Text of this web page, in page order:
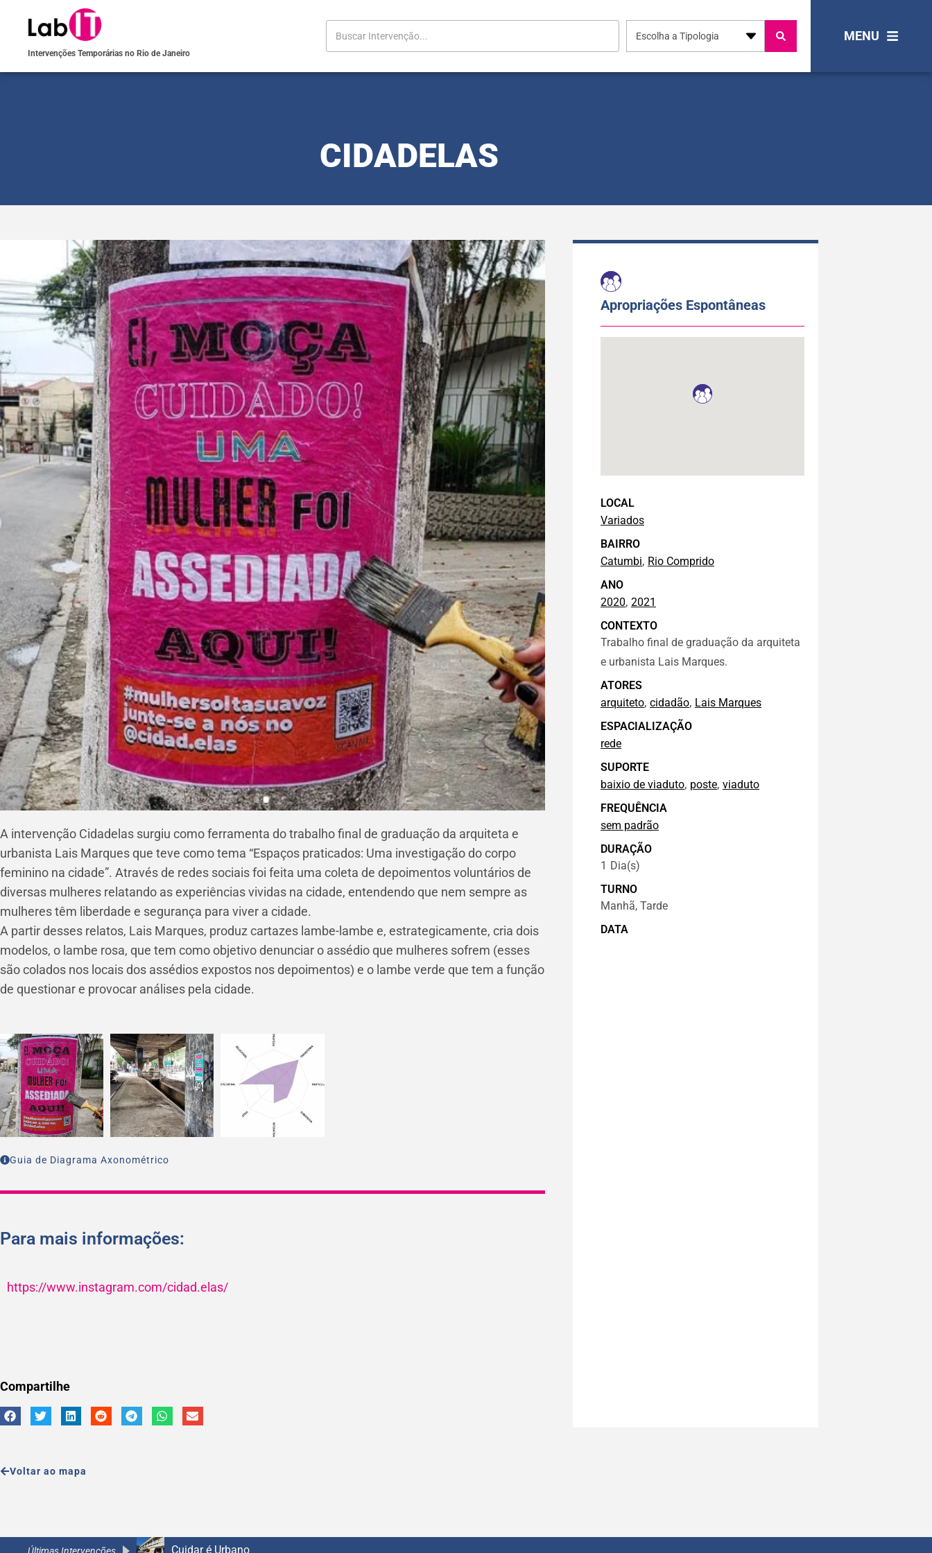
Intervenções Temporárias no Rio de Janeiro
Escolha a Tipologia MENU
CIDADELAS
A intervenção Cidadelas surgiu como ferramenta do trabalho final de graduação da arquiteta e
urbanista Lais Marques que teve como tema “Espaços praticados: Uma investigação do corpo
feminino na cidade”. Através de redes sociais foi feita uma coleta de depoimentos voluntários de
diversas mulheres relatando as experiências vividas na cidade, entendendo que nem sempre as
mulheres têm liberdade e segurança para viver a cidade.
A partir desses relatos, Lais Marques, produz cartazes lambe-lambe e, estrategicamente, cria dois
modelos, o lambe rosa, que tem como objetivo denunciar o assédio que mulheres sofrem (esses
são colados nos locais dos assédios expostos nos depoimentos) e o lambe verde que tem a função
de questionar e provocar análises pela cidade.
Guia de Diagrama Axonométrico
Para mais informações:
https://www.instagram.com/cidad.elas/
Compartilhe
Apropriações Espontâneas
LOCAL
Variados
BAIRRO
Catumbi, Rio Comprido
ANO
2020, 2021
CONTEXTO
Trabalho final de graduação da arquiteta
e urbanista Lais Marques.
ATORES
arquiteto, cidadão, Lais Marques
ESPACIALIZAÇÃO
rede
SUPORTE
baixio de viaduto, poste, viaduto
FREQUÊNCIA
sem padrão
DURAÇÃO
1 Dia(s)
TURNO
Manhã, Tarde
DATA
Voltar ao mapa
Cuidar é Urbano
A Caminho da Escola 2.0
A Caminho da Escola 2.0
A Caminho da Escola 2.0